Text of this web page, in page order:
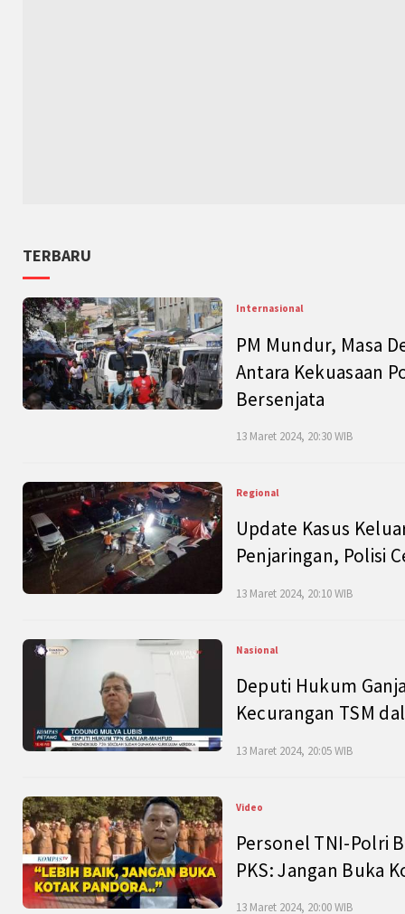
TERBARU
Internasional
PM Mundur, Masa
Antara Kekuasaan
Bersenjata
13 Maret 2024, 20:30 WIB
Regional
Update Kasus
Penjaringan, Polisi
13 Maret 2024, 20:10 WIB
Nasional
Deputi Hukum
Kecurangan TSM
13 Maret 2024, 20:05 WIB
Video
Personel TNI-Polri
PKS: Jangan Buka
13 Maret 2024, 20:00 WIB